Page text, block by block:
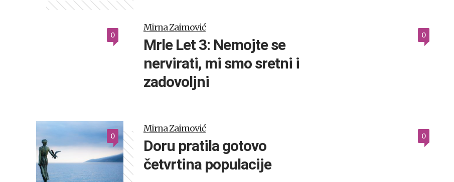
0
Mirna Zaimović
Mrle Let 3: Nemojte se
nervirati, mi smo sretni i
zadovoljni
0
0
Mirna Zaimović
Doru pratila gotovo
četvrtina populacije
0